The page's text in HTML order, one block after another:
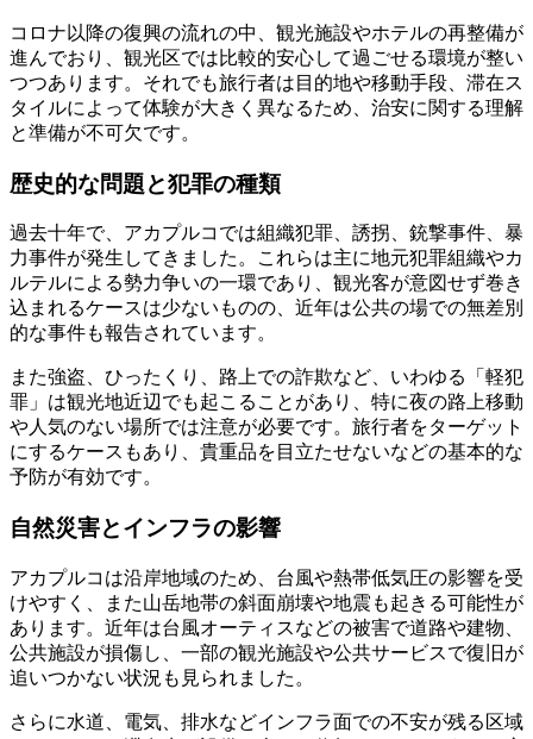
コロナ以降の復興の流れの中、観光施設やホテルの再整備が
進んでおり、観光区では比較的安心して過ごせる環境が整い
つつあります。それでも旅行者は目的地や移動手段、滞在ス
タイルによって体験が大きく異なるため、治安に関する理解
と準備が不可欠です。
歴史的な問題と犯罪の種類
過去十年で、アカプルコでは組織犯罪、誘拐、銃撃事件、暴
力事件が発生してきました。これらは主に地元犯罪組織やカ
ルテルによる勢力争いの一環であり、観光客が意図せず巻き
込まれるケースは少ないものの、近年は公共の場での無差別
的な事件も報告されています。
また強盗、ひったくり、路上での詐欺など、いわゆる「軽犯
罪」は観光地近辺でも起こることがあり、特に夜の路上移動
や人気のない場所では注意が必要です。旅行者をターゲット
にするケースもあり、貴重品を目立たせないなどの基本的な
予防が有効です。
自然災害とインフラの影響
アカプルコは沿岸地域のため、台風や熱帯低気圧の影響を受
けやすく、また山岳地帯の斜面崩壊や地震も起きる可能性が
あります。近年は台風オーティスなどの被害で道路や建物、
公共施設が損傷し、一部の観光施設や公共サービスで復旧が
追いつかない状況も見られました。
さらに水道、電気、排水などインフラ面での不安が残る区域